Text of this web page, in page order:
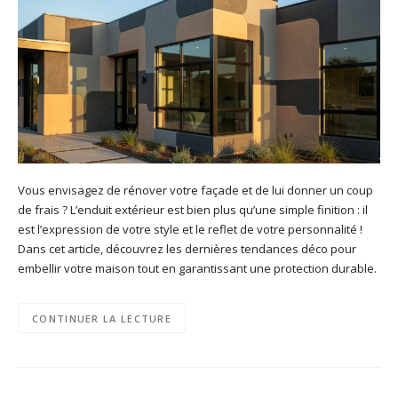
Vous envisagez de rénover votre façade et de lui donner un coup
de frais ? L’enduit extérieur est bien plus qu’une simple finition : il
est l’expression de votre style et le reflet de votre personnalité !
Dans cet article, découvrez les dernières tendances déco pour
embellir votre maison tout en garantissant une protection durable.
CONTINUER LA LECTURE